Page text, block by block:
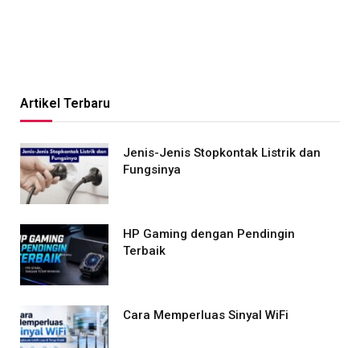
Artikel Terbaru
Jenis-Jenis Stopkontak Listrik dan
Fungsinya
HP Gaming dengan Pendingin
Terbaik
Cara Memperluas Sinyal WiFi